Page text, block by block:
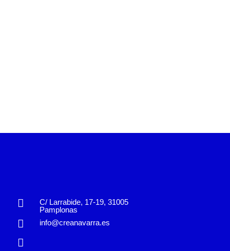
C/ Larrabide, 17-19, 31005
Pamplonas
info@creanavarra.es